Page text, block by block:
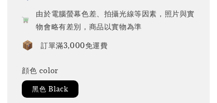
由於電腦螢幕色差、拍攝光線等因素，照片與實
物會略有差別，商品以實物為準
訂單滿3,000免運費
顔色 color
黑色 Black